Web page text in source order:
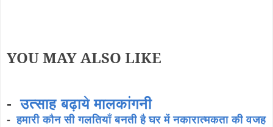
YOU MAY ALSO LIKE
-उत्साह बढ़ाये मालकांगनी
-हमारी कौन सी गलतियाँ बनती है घर में नकारात्मकता की वजह